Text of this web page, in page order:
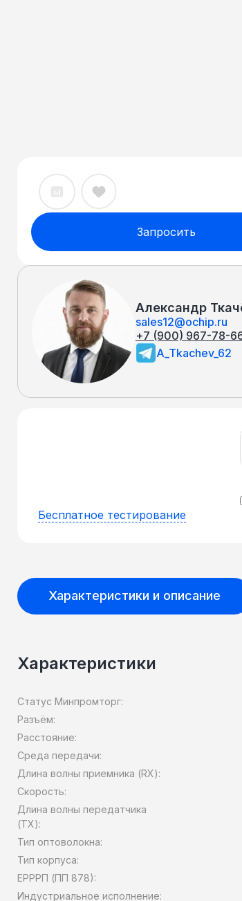
Запросить
Александр
sales12@ochip.ru
+7 (900) 967-78-
A_Tkachev_62
Бесплатное тестирование
Характеристики и описание
Характеристики
Статус Минпромторг:
Разъём:
Расстояние:
Среда передачи:
Длина волны приемника (RX):
Скорость:
Длина волны передатчика
(TX):
Тип оптоволокна:
Тип корпуса:
ЕРРРП (ПП 878):
Индустриальное исполнение: